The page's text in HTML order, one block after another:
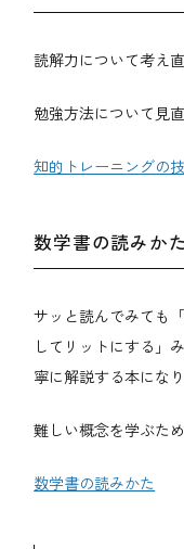
読解力について考え
勉強方法について見
知的トレーニングの
数学書の読みかた
サッと読んでみても
してリットにする」
寧に解説する本になり
難しい概念を学ぶた
数学書の読みかた